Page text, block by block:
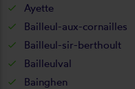
Ayette
Bailleul-aux-cornailles
Bailleul-sir-berthoult
Bailleulval
Bainghen